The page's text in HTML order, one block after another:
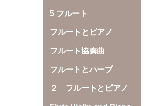
5 フルート
フルートとピアノ
フルート協奏曲
フルートとハープ
２ フルートとピアノ